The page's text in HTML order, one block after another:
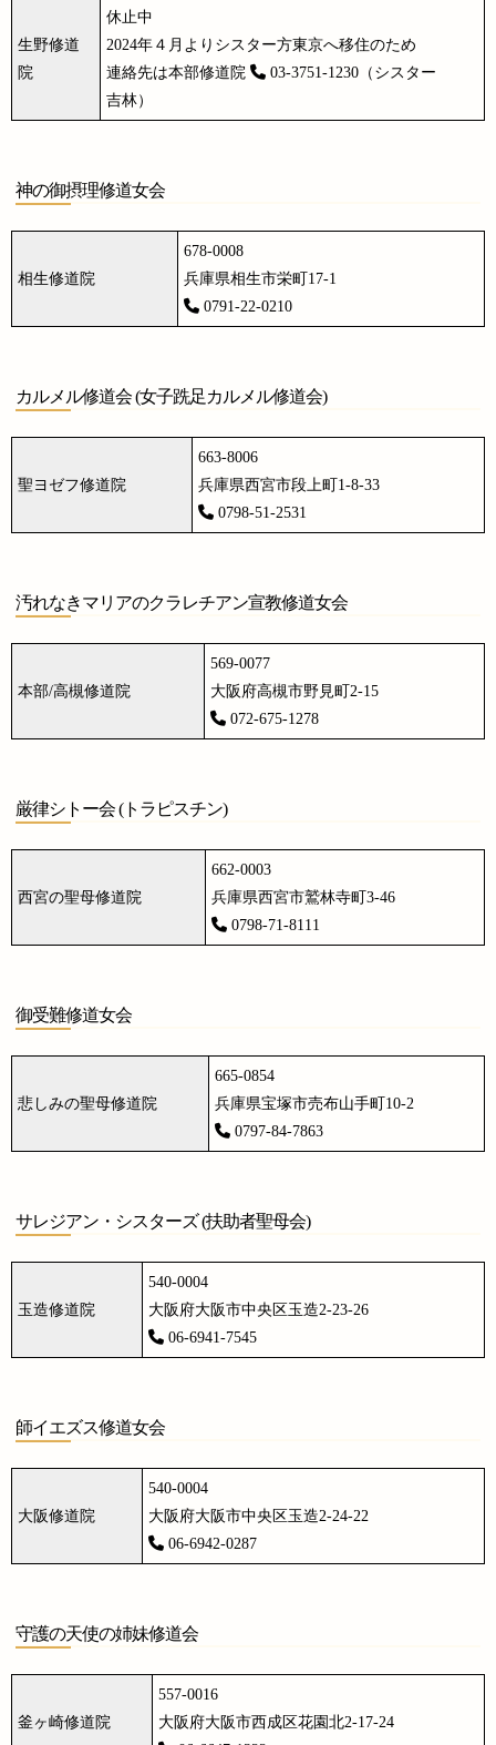
生野修道
院
休止中
2024年４月よりシスター方東京へ移住のため
連絡先は本部修道院
03-3751-1230（シスター
吉林）
神の御摂理修道女会
相生修道院
678-0008
兵庫県相生市栄町17-1
0791-22-0210
カルメル修道会 (女子跣足カルメル修道会)
聖ヨゼフ修道院
663-8006
兵庫県西宮市段上町1-8-33
0798-51-2531
汚れなきマリアのクラレチアン宣教修道女会
本部/高槻修道院
569-0077
大阪府高槻市野見町2-15
072-675-1278
厳律シトー会 (トラピスチン)
西宮の聖母修道院
662-0003
兵庫県西宮市鷲林寺町3-46
0798-71-8111
御受難修道女会
悲しみの聖母修道院
665-0854
兵庫県宝塚市売布山手町10-2
0797-84-7863
サレジアン・シスターズ (扶助者聖母会)
玉造修道院
540-0004
大阪府大阪市中央区玉造2-23-26
06-6941-7545
師イエズス修道女会
大阪修道院
540-0004
大阪府大阪市中央区玉造2-24-22
06-6942-0287
守護の天使の姉妹修道会
釜ヶ崎修道院
557-0016
大阪府大阪市西成区花園北2-17-24